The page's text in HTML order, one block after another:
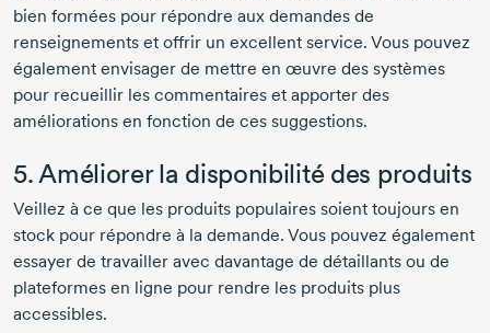
bien formées pour répondre aux demandes de
renseignements et offrir un excellent service. Vous pouvez
également envisager de mettre en œuvre des systèmes
pour recueillir les commentaires et apporter des
améliorations en fonction de ces suggestions.
5. Améliorer la disponibilité des produits
Veillez à ce que les produits populaires soient toujours en
stock pour répondre à la demande. Vous pouvez également
essayer de travailler avec davantage de détaillants ou de
plateformes en ligne pour rendre les produits plus
accessibles.